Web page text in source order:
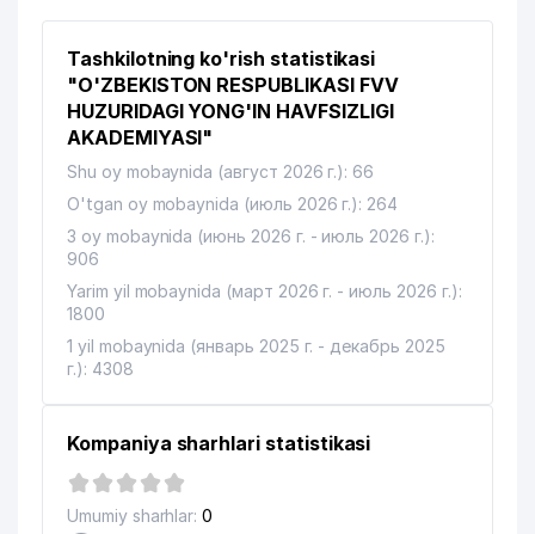
Tashkilotning ko'rish statistikasi
"O'ZBEKISTON RESPUBLIKASI FVV
HUZURIDAGI YONG'IN HAVFSIZLIGI
AKADEMIYASI"
Shu oy mobaynida (август 2026 г.): 66
O'tgan oy mobaynida (июль 2026 г.): 264
3 oy mobaynida (июнь 2026 г. - июль 2026 г.):
906
Yarim yil mobaynida (март 2026 г. - июль 2026 г.):
1800
1 yil mobaynida (январь 2025 г. - декабрь 2025
г.): 4308
Kompaniya sharhlari statistikasi
Umumiy sharhlar: 0